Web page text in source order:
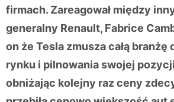
firmach. Zareagował między
generalny Renault, Fabrice
on że Tesla zmusza całą branżę
rynku i pilnowania swojej
obniżając kolejny raz ceny